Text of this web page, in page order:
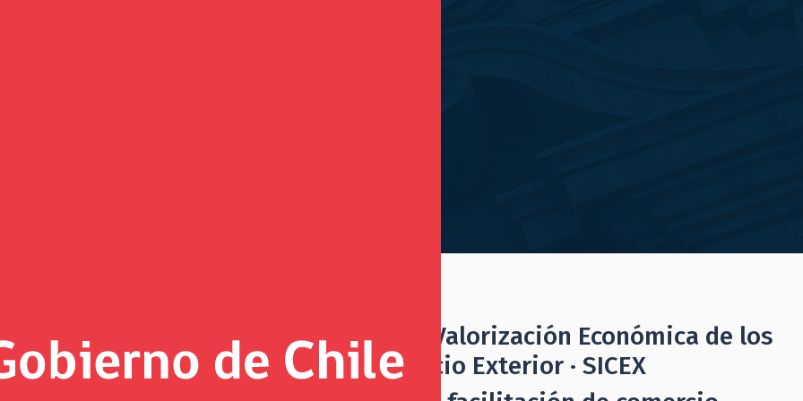
2026
Identificación, Cuantificación y Valorización Económica de los
del Sistema Integrado de Comercio Exterior · SICEX